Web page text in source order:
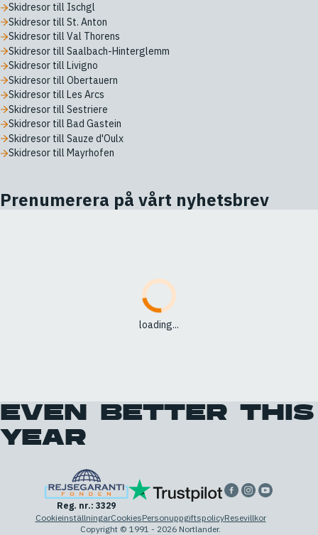
Skidresor till Ischgl
Skidresor till St. Anton
Skidresor till Val Thorens
Skidresor till Saalbach-Hinterglemm
Skidresor till Livigno
Skidresor till Obertauern
Skidresor till Les Arcs
Skidresor till Sestriere
Skidresor till Bad Gastein
Skidresor till Sauze d'Oulx
Skidresor till Mayrhofen
Prenumerera på vårt nyhetsbrev
loading...
EVEN BETTER THIS
YEAR
Reg. nr.: 3329
CookieinställningarCookiesPersonuppgiftspolicyResevillkor
Copyright © 1991 - 2026 Nortlander.